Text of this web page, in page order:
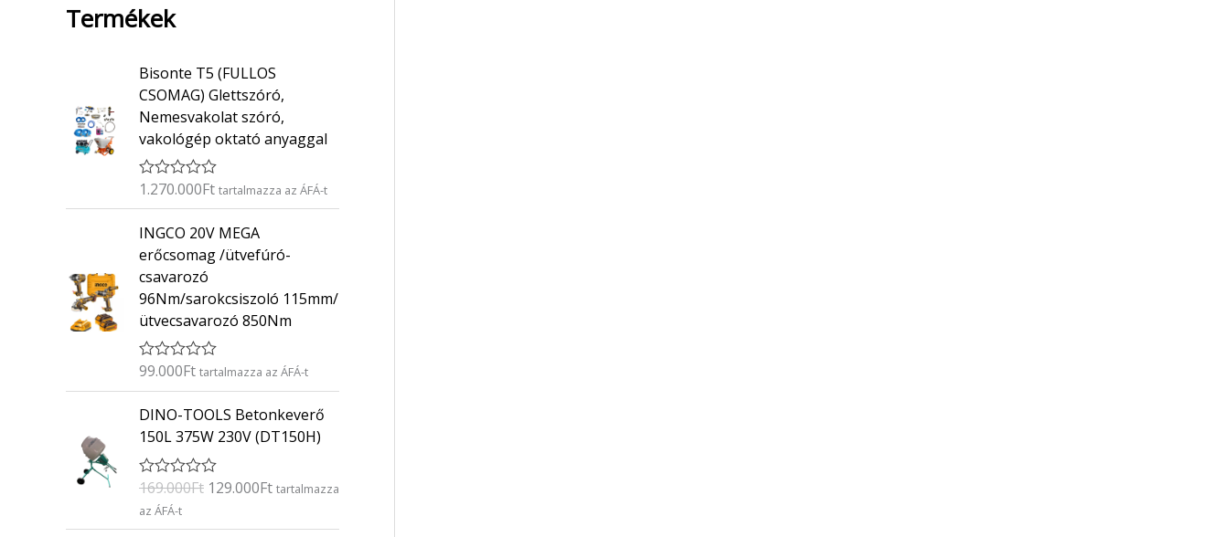
Termékek
Bisonte T5 (FULLOS
CSOMAG) Glettszóró,
Nemesvakolat szóró,
vakológép oktató anyaggal
É
é
e
l
é
s
:
/
5
1.270.000Ft tartalmazza az ÁFÁ-t
INGCO 20V MEGA
erőcsomag /ütvefúró-
csavarozó
96Nm/sarokcsiszoló 115mm/
ütvecsavarozó 850Nm
É
é
k
e
é
s
0
/
99.000Ft tartalmazza az ÁFÁ-t
DINO-TOOLS Betonkeverő
150L 375W 230V (DT150H)
É
t
é
169.000Ft
O
r
g
129.000Ft
C
u
etartalmazza
az ÁFÁ-t